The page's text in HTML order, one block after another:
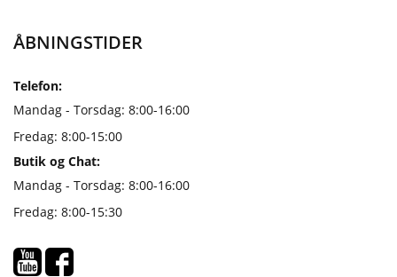
ÅBNINGSTIDER
Telefon:
Mandag - Torsdag: 8:00-16:00
Fredag: 8:00-15:00
Butik og Chat:
Mandag - Torsdag: 8:00-16:00
Fredag: 8:00-15:30